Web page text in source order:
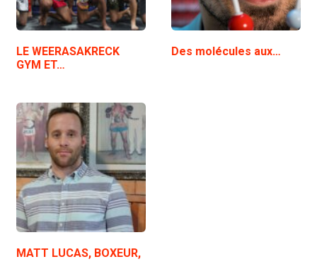
LE WEERASAKRECK
GYM ET…
Des molécules aux…
MATT LUCAS, BOXEUR,